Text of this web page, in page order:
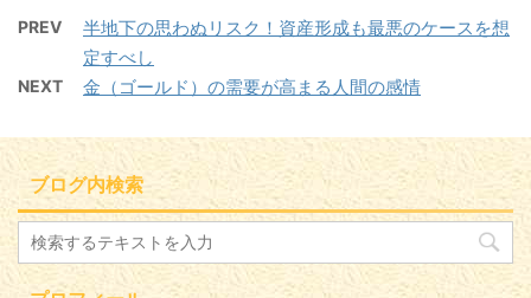
PREV
半地下の思わぬリスク！資産形成も最悪のケースを想
定すべし
NEXT 金（ゴールド）の需要が高まる人間の感情
ブログ内検索